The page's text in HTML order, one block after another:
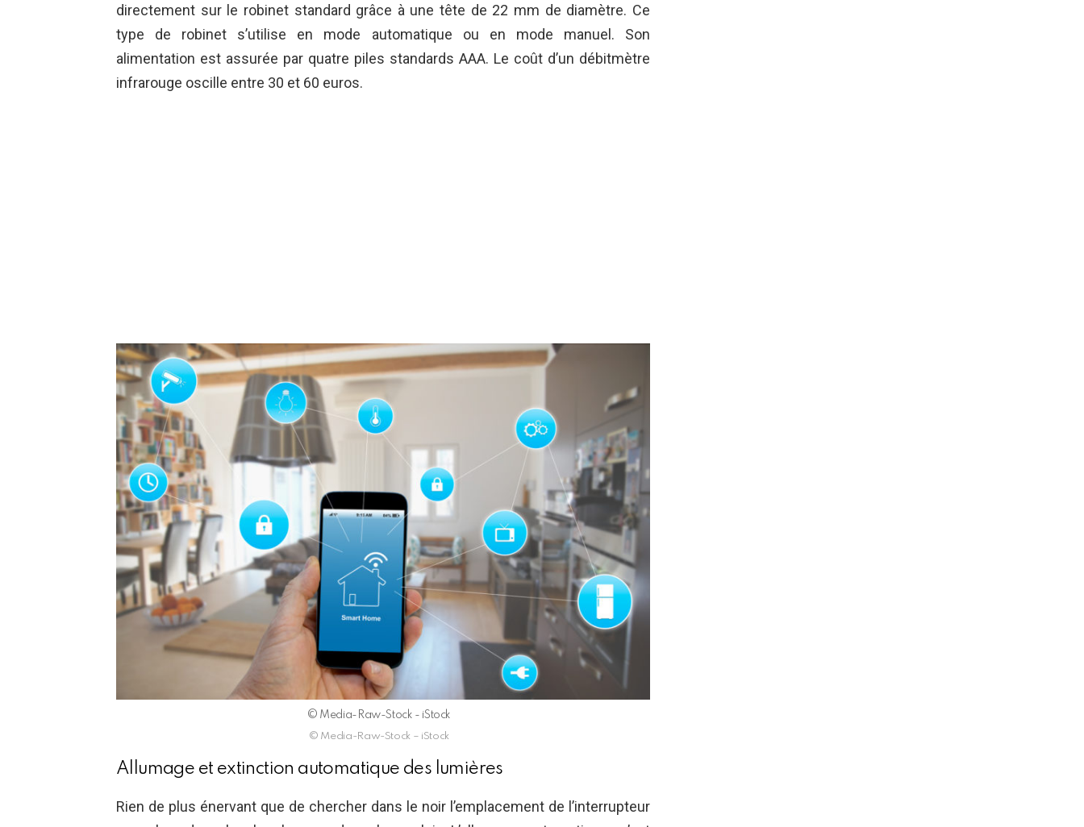
directement sur le robinet standard grâce à une tête de 22 mm de diamètre. Ce
type de robinet s’utilise en mode automatique ou en mode manuel. Son
alimentation est assurée par quatre piles standards AAA. Le coût d’un débitmètre
infrarouge oscille entre 30 et 60 euros.
© Media-Raw-Stock - iStock
© Media-Raw-Stock – iStock
Allumage et extinction automatique des lumières
Rien de plus énervant que de chercher dans le noir l’emplacement de l’interrupteur